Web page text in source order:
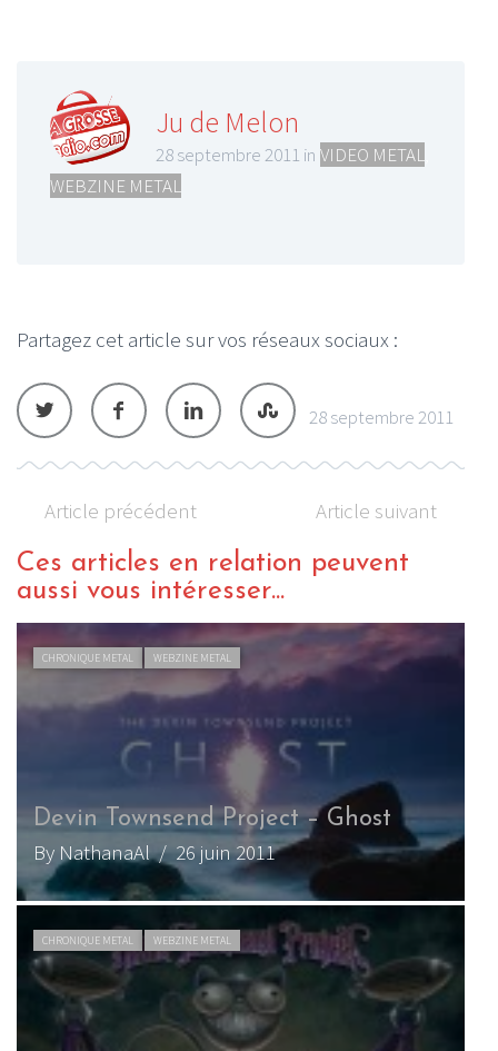
Ju de Melon
28 septembre 2011 in VIDEO METAL
WEBZINE METAL
Partagez cet article sur vos réseaux sociaux :
28 septembre 2011
Article précédent Article suivant
Ces articles en relation peuvent
aussi vous intéresser...
CHRONIQUE METAL WEBZINE METAL
Devin Townsend Project – Ghost
By NathanaAl/ 26 juin 2011
CHRONIQUE METAL WEBZINE METAL